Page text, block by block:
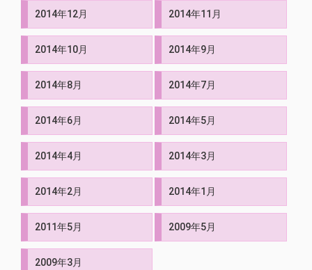
2014年12月 2014年11月
2014年10月 2014年9月
2014年8月 2014年7月
2014年6月 2014年5月
2014年4月 2014年3月
2014年2月 2014年1月
2011年5月 2009年5月
2009年3月